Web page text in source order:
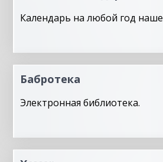
Календарь на любой год
Бабротека
Электронная библиотека.